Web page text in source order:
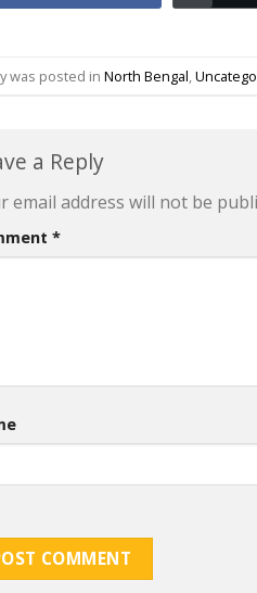
was posted in North Bengal,
a Reply
email address will not be
*